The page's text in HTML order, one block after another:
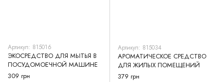
Артикул: 815016
ЭКОСРЕДСТВО ДЛЯ МЫТЬЯ В
ПОСУДОМОЕЧНОЙ МАШИНЕ
309 грн
Артикул: 815034
AРОМАТИЧЕСКОЕ СРЕДСТВО
ДЛЯ ЖИЛЫХ ПОМЕЩЕНИЙ
379 грн